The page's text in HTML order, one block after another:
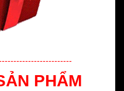
PHẨM